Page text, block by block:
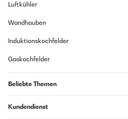
Luftkühler
Wandhauben
Induktionskochfelder
Gaskochfelder
Beliebte Themen
Kundendienst